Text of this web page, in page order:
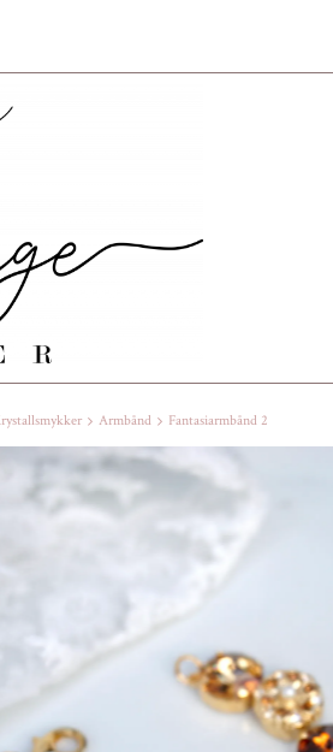
Armbånd Fantasiarmbånd 2